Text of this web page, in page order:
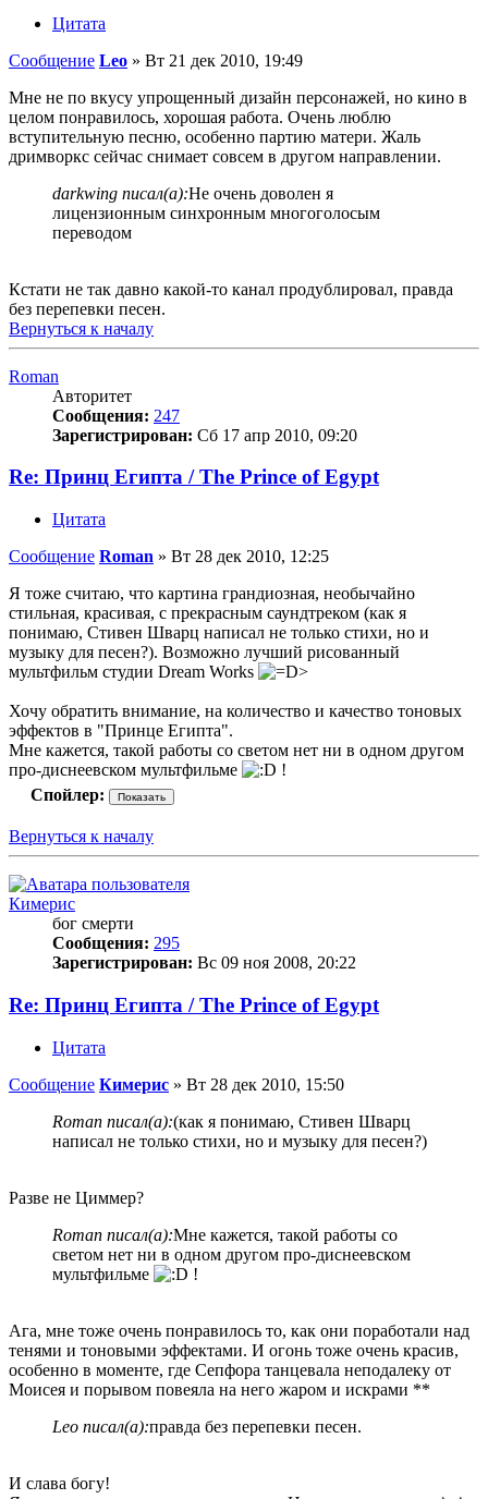
Цитата
Сообщение Leo » Вт 21 дек 2010, 19:49
Мне не по вкусу упрощенный дизайн персонажей, но кино в
целом понравилось, хорошая работа. Очень люблю
вступительную песню, особенно партию матери. Жаль
дримворкс сейчас снимает совсем в другом направлении.
darkwing писал(а):Не очень доволен я
лицензионным синхронным многоголосым
переводом
Кстати не так давно какой-то канал продублировал, правда
без перепевки песен.
Вернуться к началу
Roman
Авторитет
Сообщения: 247
Зарегистрирован: Сб 17 апр 2010, 09:20
Re: Принц Египта / The Prince of Egypt
Цитата
Сообщение Roman » Вт 28 дек 2010, 12:25
Я тоже считаю, что картина грандиозная, необычайно
стильная, красивая, с прекрасным саундтреком (как я
понимаю, Стивен Шварц написал не только стихи, но и
музыку для песен?). Возможно лучший рисованный
мультфильм студии Dream Works
Хочу обратить внимание, на количество и качество тоновых
эффектов в "Принце Египта".
Мне кажется, такой работы со светом нет ни в одном другом
про-диснеевском мультфильме
!
Спойлер:
Вернуться к началу
Кимерис
бог смерти
Сообщения: 295
Зарегистрирован: Вс 09 ноя 2008, 20:22
Re: Принц Египта / The Prince of Egypt
Цитата
Сообщение Кимерис » Вт 28 дек 2010, 15:50
Roman писал(а):(как я понимаю, Стивен Шварц
написал не только стихи, но и музыку для песен?)
Разве не Циммер?
Roman писал(а):Мне кажется, такой работы со
светом нет ни в одном другом про-диснеевском
мультфильме
!
Ага, мне тоже очень понравилось то, как они поработали над
тенями и тоновыми эффектами. И огонь тоже очень красив,
особенно в моменте, где Сепфора танцевала неподалеку от
Моисея и порывом повеяла на него жаром и искрами **
Leo писал(а):правда без перепевки песен.
И слава богу!